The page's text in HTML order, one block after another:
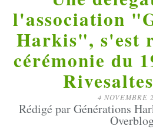
l'association
Harkis", s'est
cérémonie du
4 NOVEMBRE
Rédigé par Générations